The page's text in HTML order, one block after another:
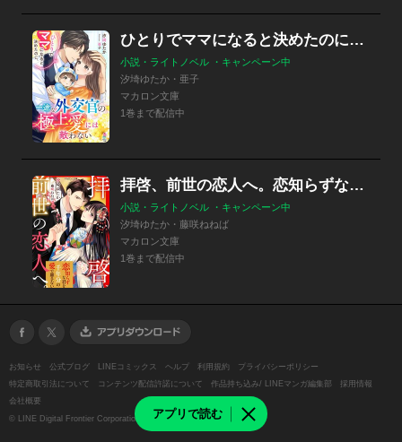
アプリで読む
ひとりでママになると決めたのに、一途な外交官の極上愛には敵わない
小説・ライトノベル ・キャンペーン中
汐埼ゆたか・亜子
マカロン文庫
1巻まで配信中
拝啓、前世の恋人へ。恋知らずな君を千年分の愛で離さない
小説・ライトノベル ・キャンペーン中
汐埼ゆたか・藤咲ねねば
マカロン文庫
1巻まで配信中
お知らせ 公式ブログ LINEコミックス ヘルプ 利用規約
プライバシーポリシー
特定商取引法について
コンテンツ配信許諾について 作品持ち込み/ LINEマンガ編集部
採用情報
会社概要
© LINE Digital Frontier Corporation